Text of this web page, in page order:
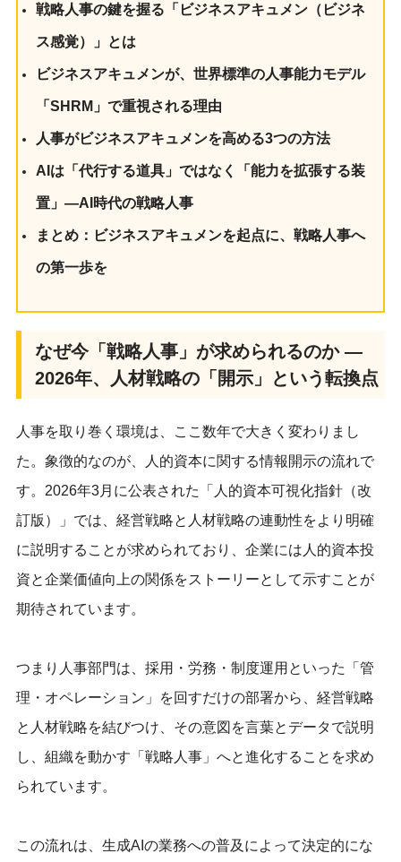
戦略人事の鍵を握る「ビジネスアキュメン（ビジネ
ス感覚）」とは
ビジネスアキュメンが、世界標準の人事能力モデル
「SHRM」で重視される理由
人事がビジネスアキュメンを高める3つの方法
AIは「代行する道具」ではなく「能力を拡張する装
置」—AI時代の戦略人事
まとめ：ビジネスアキュメンを起点に、戦略人事へ
の第一歩を
なぜ今「戦略人事」が求められるのか —
2026年、人材戦略の「開示」という転換点
人事を取り巻く環境は、ここ数年で大きく変わりまし
た。象徴的なのが、人的資本に関する情報開示の流れで
す。2026年3月に公表された「人的資本可視化指針（改
訂版）」では、経営戦略と人材戦略の連動性をより明確
に説明することが求められており、企業には人的資本投
資と企業価値向上の関係をストーリーとして示すことが
期待されています。
つまり人事部門は、採用・労務・制度運用といった「管
理・オペレーション」を回すだけの部署から、経営戦略
と人材戦略を結びつけ、その意図を言葉とデータで説明
し、組織を動かす「戦略人事」へと進化することを求め
られています。
この流れは、生成AIの業務への普及によって決定的にな